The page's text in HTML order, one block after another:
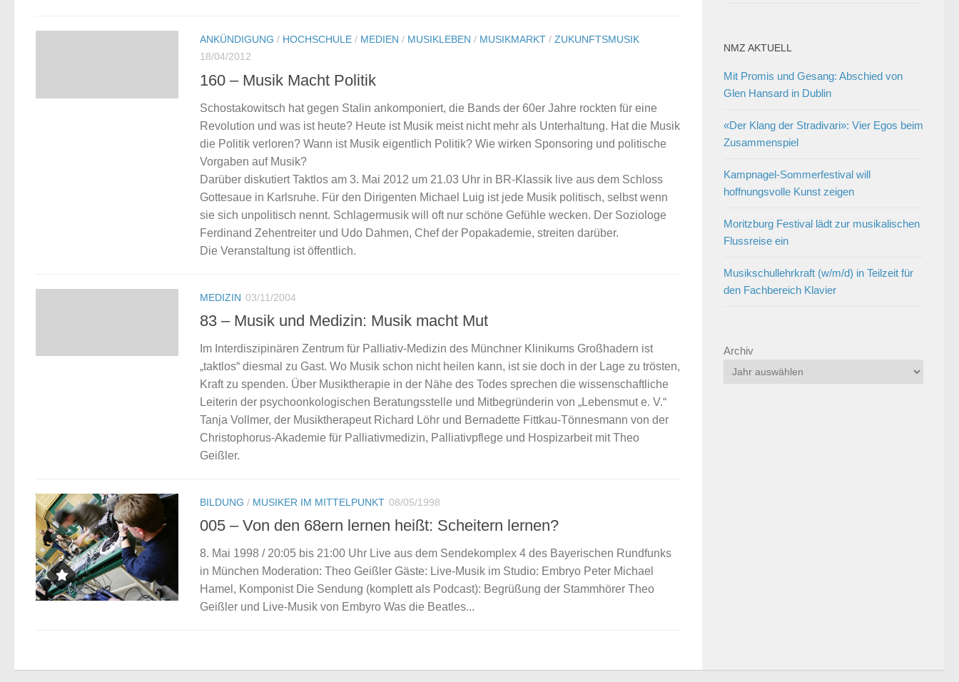
ANKÜNDIGUNG / HOCHSCHULE / MEDIEN / MUSIKLEBEN / MUSIKMARKT / ZUKUNFTSMUSIK
18/04/2012
160 – Musik Macht Politik
Schostakowitsch hat gegen Stalin ankomponiert, die Bands der 60er Jahre rockten für eine
Revolution und was ist heute? Heute ist Musik meist nicht mehr als Unterhaltung. Hat die Musik
die Politik verloren? Wann ist Musik eigentlich Politik? Wie wirken Sponsoring und politische
Vorgaben auf Musik?
Darüber diskutiert Taktlos am 3. Mai 2012 um 21.03 Uhr in BR-Klassik live aus dem Schloss
Gottesaue in Karlsruhe. Für den Dirigenten Michael Luig ist jede Musik politisch, selbst wenn
sie sich unpolitisch nennt. Schlagermusik will oft nur schöne Gefühle wecken. Der Soziologe
Ferdinand Zehentreiter und Udo Dahmen, Chef der Popakademie, streiten darüber.
Die Veranstaltung ist öffentlich.
MEDIZIN 03/11/2004
83 – Musik und Medizin: Musik macht Mut
Im Interdiszipinären Zentrum für Palliativ-Medizin des Münchner Klinikums Großhadern ist
„taktlos“ diesmal zu Gast. Wo Musik schon nicht heilen kann, ist sie doch in der Lage zu trösten,
Kraft zu spenden. Über Musiktherapie in der Nähe des Todes sprechen die wissenschaftliche
Leiterin der psychoonkologischen Beratungsstelle und Mitbegründerin von „Lebensmut e. V.“
Tanja Vollmer, der Musiktherapeut Richard Löhr und Bernadette Fittkau-Tönnesmann von der
Christophorus-Akademie für Palliativmedizin, Palliativpflege und Hospizarbeit mit Theo
Geißler.
BILDUNG / MUSIKER IM MITTELPUNKT 08/05/1998
005 – Von den 68ern lernen heißt: Scheitern lernen?
8. Mai 1998 / 20:05 bis 21:00 Uhr Live aus dem Sendekomplex 4 des Bayerischen Rundfunks
in München Moderation: Theo Geißler Gäste: Live-Musik im Studio: Embryo Peter Michael
Hamel, Komponist Die Sendung (komplett als Podcast): Begrüßung der Stammhörer Theo
Geißler und Live-Musik von Embyro Was die Beatles...
NMZ AKTUELL
Mit Promis und Gesang: Abschied von
Glen Hansard in Dublin
«Der Klang der Stradivari»: Vier Egos beim
Zusammenspiel
Kampnagel-Sommerfestival will
hoffnungsvolle Kunst zeigen
Moritzburg Festival lädt zur musikalischen
Flussreise ein
Musikschullehrkraft (w/m/d) in Teilzeit für
den Fachbereich Klavier
Archiv